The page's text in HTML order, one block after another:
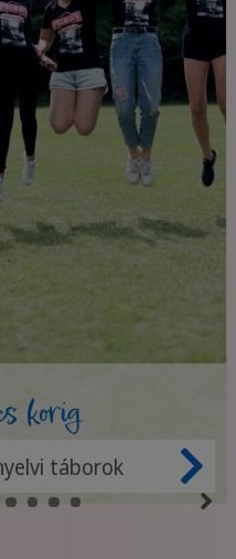
korig
táborok